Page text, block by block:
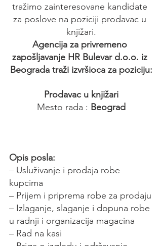
tražimo zainteresovane kandidate
za poslove na poziciji prodavac u
knjižari.
Agencija za privremeno
zapošljavanje HR Bulevar d.o.o. iz
Beograda traži izvršioca za poziciju:
Prodavac u knjižari
Mesto rada : Beograd
Opis posla:
– Usluživanje i prodaja robe
kupcima
– Prijem i priprema robe za prodaju
– Izlaganje, slaganje i dopuna robe
u radnji i organizacija magacina
– Rad na kasi